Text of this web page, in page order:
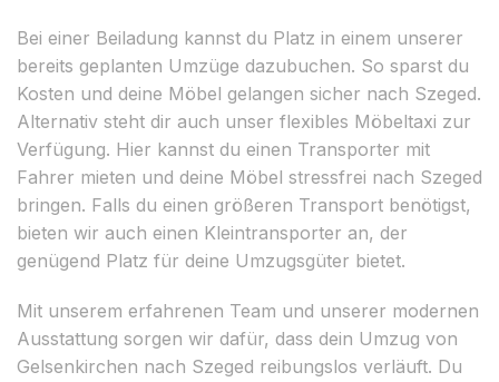
Bei einer Beiladung kannst du Platz in einem unserer
bereits geplanten Umzüge dazubuchen. So sparst du
Kosten und deine Möbel gelangen sicher nach Szeged.
Alternativ steht dir auch unser flexibles Möbeltaxi zur
Verfügung. Hier kannst du einen Transporter mit
Fahrer mieten und deine Möbel stressfrei nach Szeged
bringen. Falls du einen größeren Transport benötigst,
bieten wir auch einen Kleintransporter an, der
genügend Platz für deine Umzugsgüter bietet.
Mit unserem erfahrenen Team und unserer modernen
Ausstattung sorgen wir dafür, dass dein Umzug von
Gelsenkirchen nach Szeged reibungslos verläuft. Du